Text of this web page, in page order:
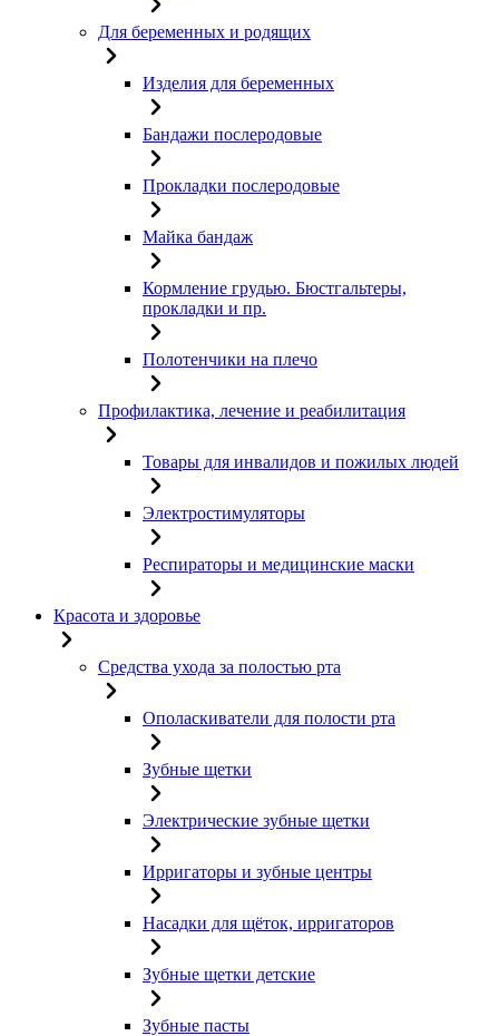
Для беременных и родящих
Изделия для беременных
Бандажи послеродовые
Прокладки послеродовые
Майка бандаж
Кормление грудью. Бюстгальтеры,
прокладки и пр.
Полотенчики на плечо
Профилактика, лечение и реабилитация
Товары для инвалидов и пожилых людей
Электростимуляторы
Респираторы и медицинские маски
Красота и здоровье
Средства ухода за полостью рта
Ополаскиватели для полости рта
Зубные щетки
Электрические зубные щетки
Ирригаторы и зубные центры
Насадки для щёток, ирригаторов
Зубные щетки детские
Зубные пасты